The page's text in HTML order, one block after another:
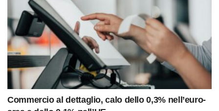
Commercio al dettaglio, calo dello 0,3% nell’euro-